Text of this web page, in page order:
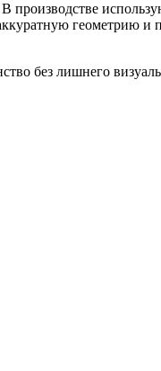
производстве
геометрию
без лишнего